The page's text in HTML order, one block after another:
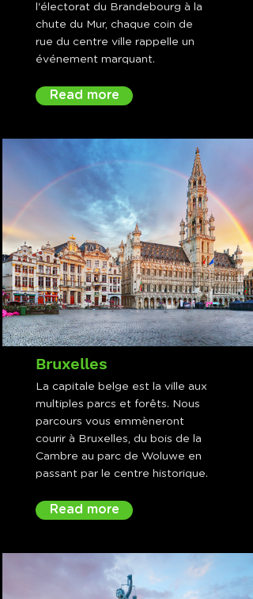
l'électorat du Brandebourg à la
chute du Mur, chaque coin de
rue du centre ville rappelle un
événement marquant.
Read more
Bruxelles
La capitale belge est la ville aux
multiples parcs et forêts. Nous
parcours vous emmèneront
courir à Bruxelles, du bois de la
Cambre au parc de Woluwe en
passant par le centre historique.
Read more